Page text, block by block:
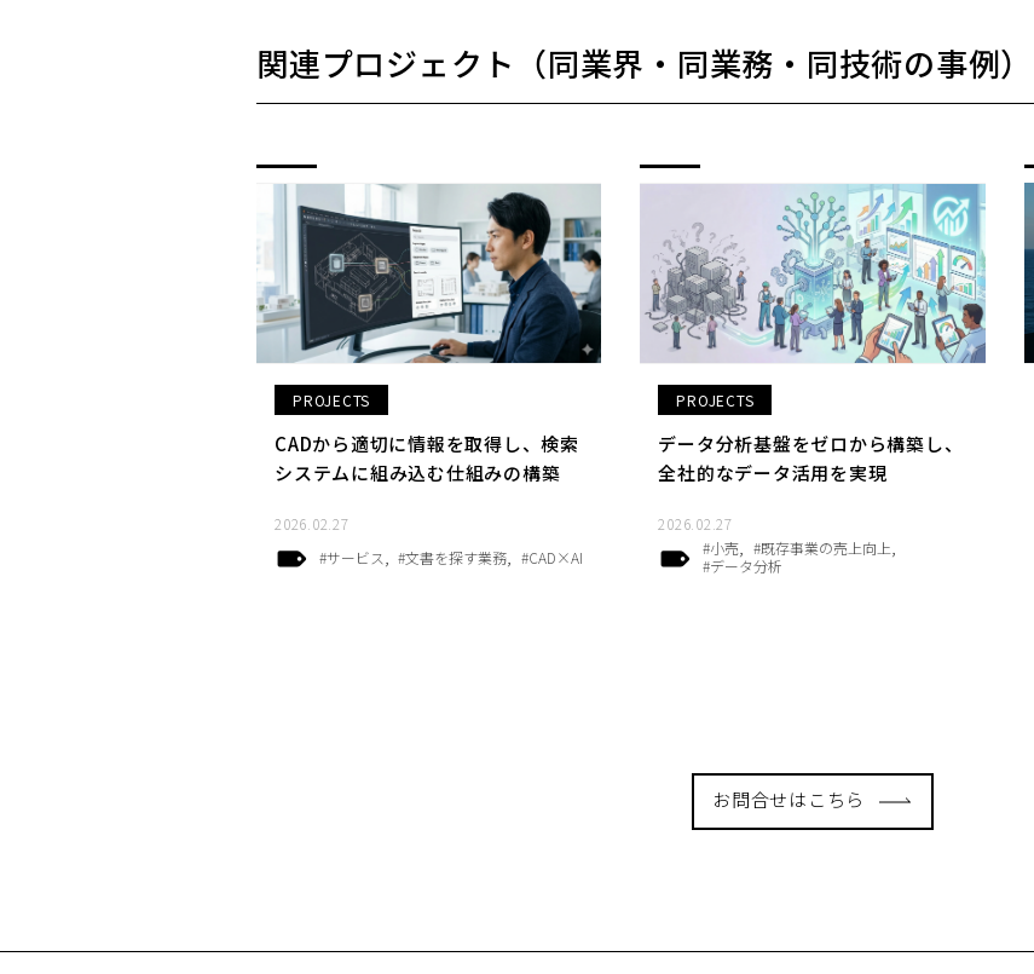
関連プロジェクト（同業界・同業務・同技術の事例）
PROJECTS
CADから適切に情報を取得し、検索
システムに組み込む仕組みの構築
2026.02.27
#サービス
#文書を探す業務 #CAD×AI
PROJECTS
データ分析基盤をゼロから構築し、
全社的なデータ活用を実現
2026.02.27
#小売
#既存事業の売上向上
#データ分析
お問合せはこちら